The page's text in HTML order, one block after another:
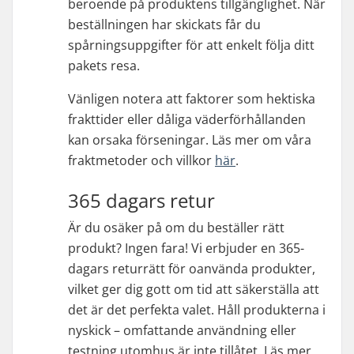
beroende på produktens tillgänglighet. När
beställningen har skickats får du
spårningsuppgifter för att enkelt följa ditt
pakets resa.
Vänligen notera att faktorer som hektiska
frakttider eller dåliga väderförhållanden
kan orsaka förseningar. Läs mer om våra
fraktmetoder och villkor här.
365 dagars retur
Är du osäker på om du beställer rätt
produkt? Ingen fara! Vi erbjuder en 365-
dagars returrätt för oanvända produkter,
vilket ger dig gott om tid att säkerställa att
det är det perfekta valet. Håll produkterna i
nyskick – omfattande användning eller